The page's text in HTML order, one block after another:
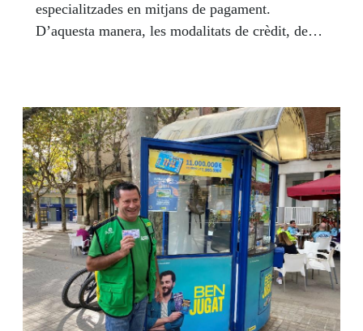
especialitzades en mitjans de pagament.
D’aquesta manera, les modalitats de crèdit, de